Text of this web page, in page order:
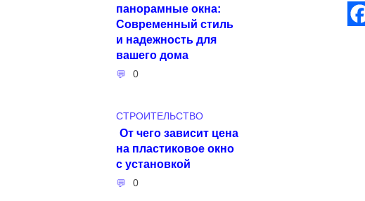
панорамные окна:
Современный стиль
и надежность для
вашего дома
0
СТРОИТЕЛЬСТВО
От чего зависит цена
на пластиковое окно
с установкой
0